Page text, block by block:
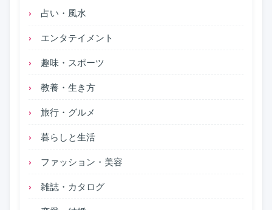
占い・風水
エンタテイメント
趣味・スポーツ
教養・生き方
旅行・グルメ
暮らしと生活
ファッション・美容
雑誌・カタログ